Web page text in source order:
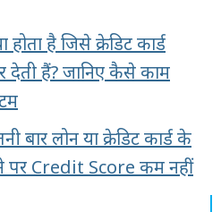
है जिसे क्रेडिट कार्ड
देती हैं? जानिए कैसे काम
बार लोन या क्रेडिट कार्ड के
पर Credit Score कम नहीं